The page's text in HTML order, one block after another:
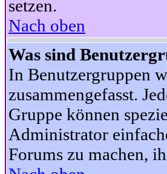
setzen.
Nach oben
Was sind
In Benutzergruppen
zusammengefasst.
Gruppe können
Administrator
Forums zu machen,